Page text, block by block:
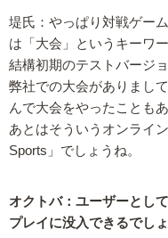
堤氏：やっぱり対戦ゲー
は「大会」というキーワ
結構初期のテストバージ
弊社での大会がありまし
んで大会をやったこともあ
あとはそういうオンライ
Sports」でしょうね。
オクトバ：ユーザーとし
プレイに没入できるでしょ